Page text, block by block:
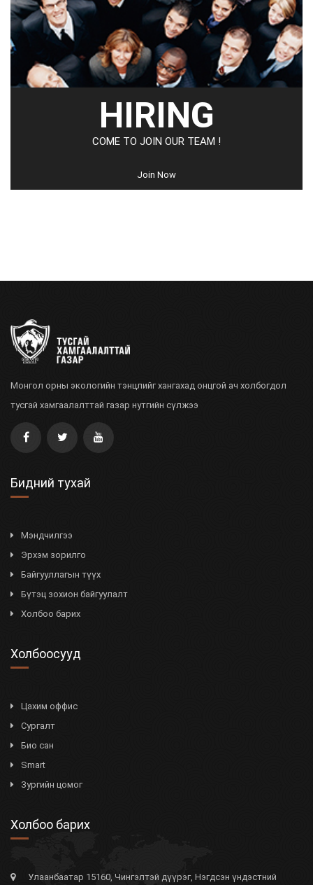
HIRING
COME TO JOIN OUR TEAM !
Join Now
Монгол орны экологийн тэнцлийг хангахад онцгой ач холбогдол
тусгай хамгаалалттай газар нутгийн сүлжээ
Бидний тухай
Мэндчилгээ
Эрхэм зорилго
Байгууллагын түүх
Бүтэц зохион байгуулалт
Холбоо барих
Холбоосууд
Цахим оффис
Сургалт
Био сан
Smart
Зургийн цомог
Холбоо барих
Улаанбаатар 15160, Чингэлтэй дүүрэг, Нэгдсэн үндэстний